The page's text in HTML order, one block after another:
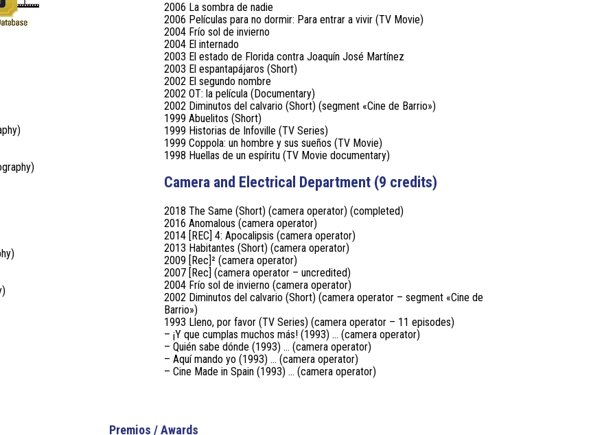
2006 La sombra de nadie
2006 Películas para no dormir: Para entrar a vivir (TV Movie)
2004 Frío sol de invierno
2004 El internado
2003 El estado de Florida contra Joaquín José Martínez
2003 El espantapájaros (Short)
2002 El segundo nombre
2002 OT: la película (Documentary)
2002 Diminutos del calvario (Short) (segment «Cine de Barrio»)
1999 Abuelitos (Short)
1999 Historias de Infoville (TV Series)
1999 Coppola: un hombre y sus sueños (TV Movie)
1998 Huellas de un espíritu (TV Movie documentary)
Camera and Electrical Department (9 credits)
2018 The Same (Short) (camera operator) (completed)
2016 Anomalous (camera operator)
2014 [REC] 4: Apocalipsis (camera operator)
2013 Habitantes (Short) (camera operator)
2009 [Rec]² (camera operator)
2007 [Rec] (camera operator – uncredited)
2004 Frío sol de invierno (camera operator)
2002 Diminutos del calvario (Short) (camera operator – segment «Cine de
Barrio»)
1993 Lleno, por favor (TV Series) (camera operator – 11 episodes)
– ¡Y que cumplas muchos más! (1993) … (camera operator)
– Quién sabe dónde (1993) … (camera operator)
– Aquí mando yo (1993) … (camera operator)
– Cine Made in Spain (1993) … (camera operator)
Premios / Awards